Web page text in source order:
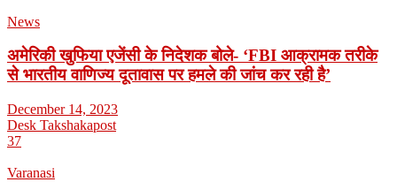
News
अमेरिकी खुफिया एजेंसी के निदेशक बोले- ‘FBI आक्रामक तरीके
से भारतीय वाणिज्य दूतावास पर हमले की जांच कर रही है’
December 14, 2023
Desk Takshakapost
37
Varanasi